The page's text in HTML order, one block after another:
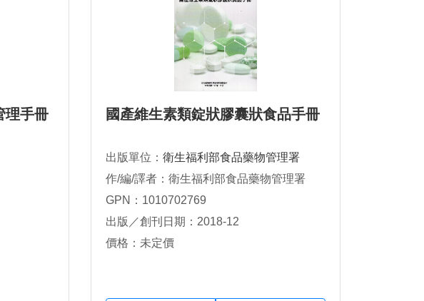
理手冊 國產維生素類錠狀膠囊狀食品手冊
出版單位： 衛生福利部食品藥物管理署
作/編/譯者：衛生福利部食品藥物管理署
GPN：1010702769
出版／創刊日期：2018-12
價格：未定價